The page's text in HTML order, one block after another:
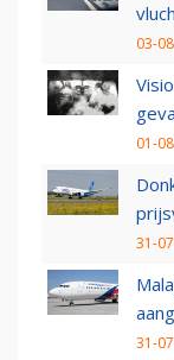
03-
01-
31-
31-